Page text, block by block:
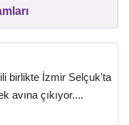
birlikte İzmir Selçuk'ta
avına çıkıyor....